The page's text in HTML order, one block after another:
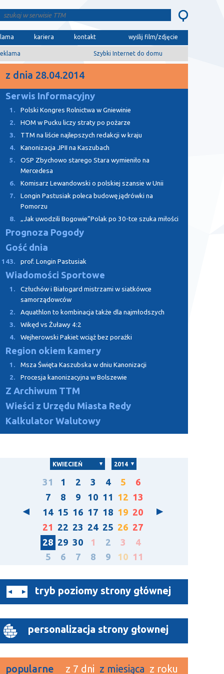
kariera kontakt wyślij film/zdjęcie
Szybki Internet do domu
z dnia 28.04.2014
Serwis Informacyjny
1.
Polski Kongres Rolnictwa w Gniewinie
2.
HOM w Pucku liczy straty po pożarze
3.
TTM na liście najlepszych redakcji w kraju
4.
Kanonizacja JPII na Kaszubach
5.
OSP Zbychowo starego Stara wymieniło na
Mercedesa
6.
Komisarz Lewandowski o polskiej szansie w Unii
7.
Longin Pastusiak poleca budowę jądrówki na
Pomorzu
8.
„Jak uwodzili Bogowie”Polak po 30-tce szuka miłości
Prognoza Pogody
Gość dnia
143. prof. Longin Pastusiak
Wiadomości Sportowe
1.
Człuchów i Białogard mistrzami w siatkówce
samorządowców
2.
Aquathlon to kombinacja także dla najmłodszych
3.
Wikęd vs Żuławy 4:2
4.
Wejherowski Pakiet wciąż bez porażki
Region okiem kamery
1.
Msza Święta Kaszubska w dniu Kanonizacji
2.
Procesja kanonizacyjna w Bolszewie
Z Archiwum TTM
Wieści z Urzędu Miasta Redy
Kalkulator Walutowy
KWIECIEŃ 2014
31 1 2 3 4 5
6
7
8 9 10 11 12 13
14 15 16 17 18 19 20
21 22 23 24 25 26 27
28 29 30 1 2 3
4
5
6 7 8 9 10 11
tryb poziomy strony głównej
personalizacja strony głownej
popularne z 7 dni z miesiąca z roku